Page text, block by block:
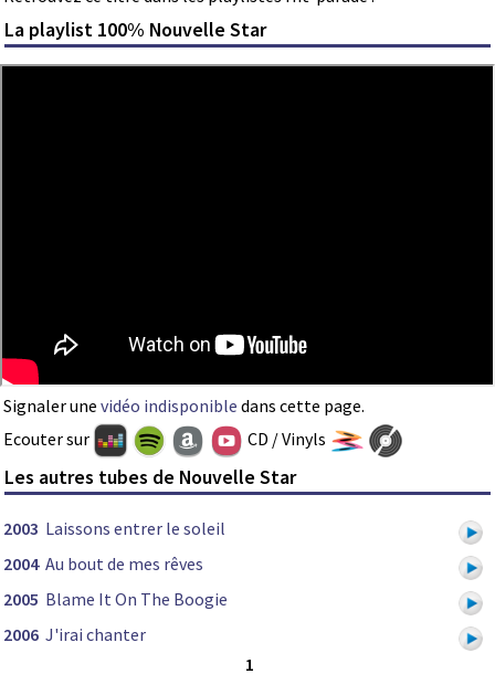
La playlist 100% Nouvelle Star
Signaler une vidéo indisponible dans cette page.
Ecouter sur
CD / Vinyls
Les autres tubes de Nouvelle Star
2003 Laissons entrer le soleil
2004 Au bout de mes rêves
2005 Blame It On The Boogie
2006 J'irai chanter
1